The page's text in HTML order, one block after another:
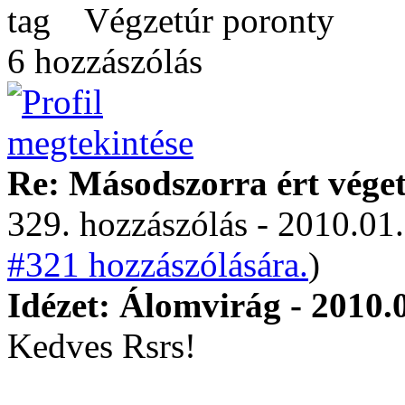
Végzetúr poronty
6 hozzászólás
Re: Másodszorra ért
329. hozzászólás -
#321 hozzászólására.)
Idézet: Álomvirág -
Kedves Rsrs!